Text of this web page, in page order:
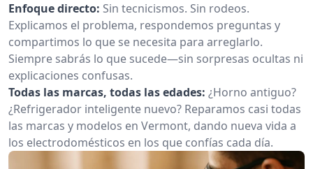
Enfoque directo: Sin tecnicismos. Sin rodeos.
Explicamos el problema, respondemos preguntas y
compartimos lo que se necesita para arreglarlo.
Siempre sabrás lo que sucede—sin sorpresas ocultas ni
explicaciones confusas.
Todas las marcas, todas las edades: ¿Horno antiguo?
¿Refrigerador inteligente nuevo? Reparamos casi todas
las marcas y modelos en Vermont, dando nueva vida a
los electrodomésticos en los que confías cada día.